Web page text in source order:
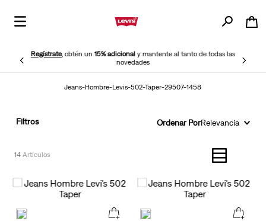
Regístrate, obtén un15% adicionaly mantente al tanto de todas las
novedades
Jeans-Hombre-Levis-502-Taper-29507-1458
Filtros Ordenar PorRelevancia
14